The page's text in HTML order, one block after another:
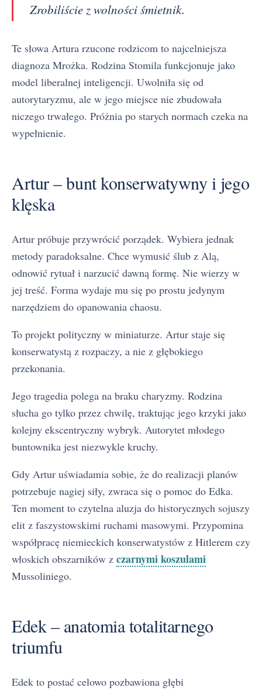
Zrobiliście z wolności śmietnik.
Te słowa Artura rzucone rodzicom to najcelniejsza
diagnoza Mrożka. Rodzina Stomila funkcjonuje jako
model liberalnej inteligencji. Uwolniła się od
autorytaryzmu, ale w jego miejsce nie zbudowała
niczego trwałego. Próżnia po starych normach czeka na
wypełnienie.
Artur – bunt konserwatywny i jego
klęska
Artur próbuje przywrócić porządek. Wybiera jednak
metody paradoksalne. Chce wymusić ślub z Alą,
odnowić rytuał i narzucić dawną formę. Nie wierzy w
jej treść. Forma wydaje mu się po prostu jedynym
narzędziem do opanowania chaosu.
To projekt polityczny w miniaturze. Artur staje się
konserwatystą z rozpaczy, a nie z głębokiego
przekonania.
Jego tragedia polega na braku charyzmy. Rodzina
słucha go tylko przez chwilę, traktując jego krzyki jako
kolejny ekscentryczny wybryk. Autorytet młodego
buntownika jest niezwykle kruchy.
Gdy Artur uświadamia sobie, że do realizacji planów
potrzebuje nagiej siły, zwraca się o pomoc do Edka.
Ten moment to czytelna aluzja do historycznych sojuszy
elit z faszystowskimi ruchami masowymi. Przypomina
współpracę niemieckich konserwatystów z Hitlerem czy
włoskich obszarników z czarnymi koszulami
Mussoliniego.
Edek – anatomia totalitarnego
triumfu
Edek to postać celowo pozbawiona głębi